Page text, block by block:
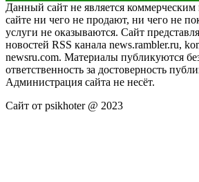
Данный сайт не является
сайте ни чего не продают, ни чего не
услуги не оказываются. Сайт
новостей RSS канала news.rambler.ru,
newsru.com. Материалы публикуются
ответственность за достоверность
Администрация сайта не несёт.
Сайт от psikhoter @ 2023